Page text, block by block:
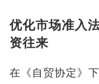
优化市场准入
资往来
在《自贸协定》